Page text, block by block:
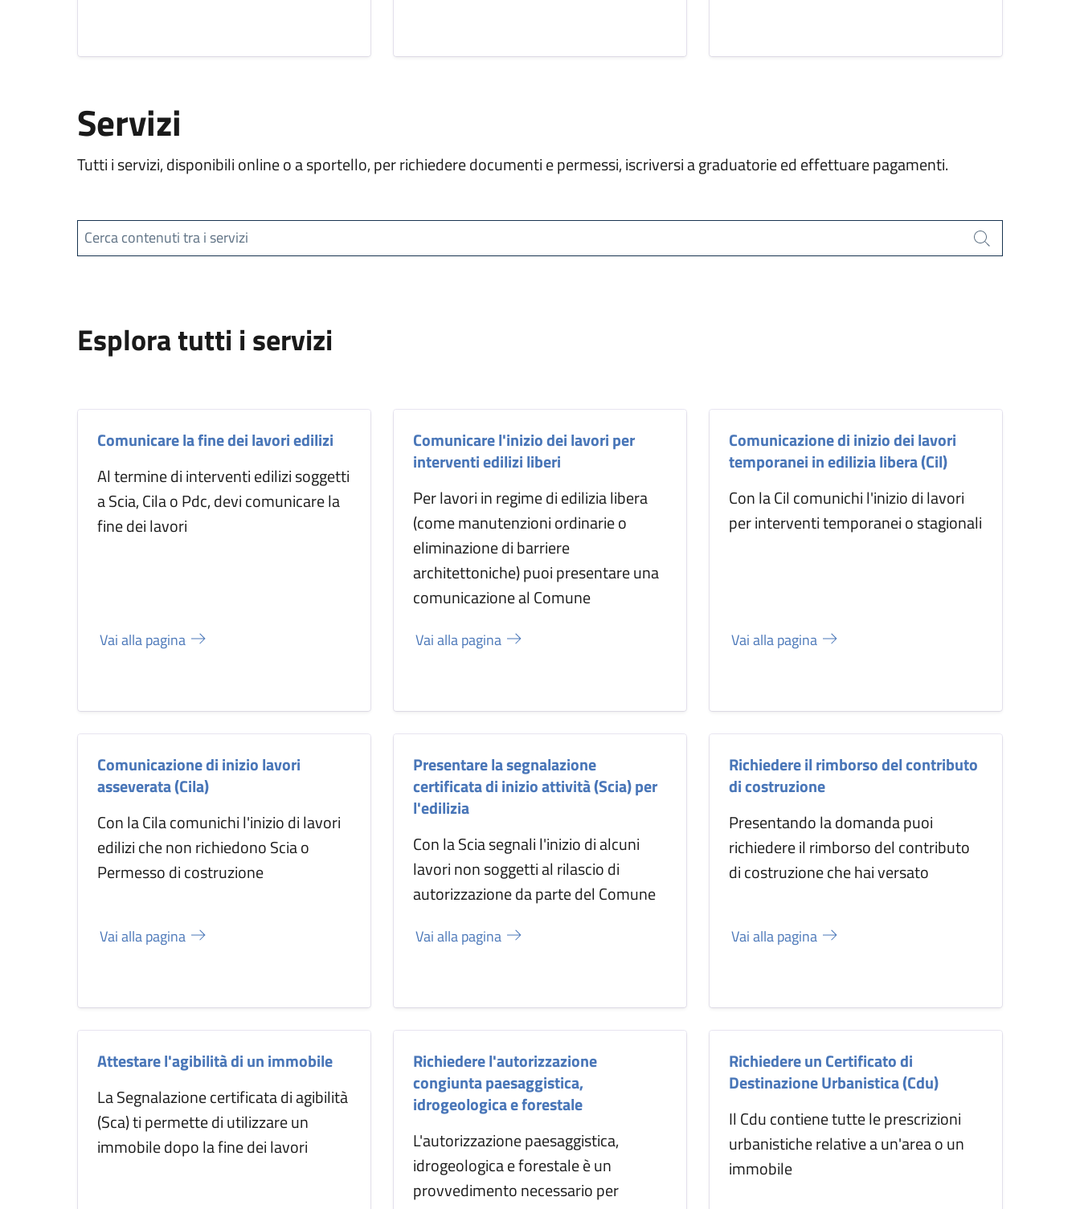
Servizi
Tutti i servizi, disponibili online o a sportello, per richiedere documenti e permessi, iscriversi a graduatorie ed effettuare pagamenti.
Cerca contenuti tra i servizi
Cerca
Esplora tutti i servizi
Comunicare la fine dei lavori edilizi
Al termine di interventi edilizi soggetti
a Scia, Cila o Pdc, devi comunicare la
fine dei lavori
Vai alla pagina
Comunicare l'inizio dei lavori per
interventi edilizi liberi
Per lavori in regime di edilizia libera
(come manutenzioni ordinarie o
eliminazione di barriere
architettoniche) puoi presentare una
comunicazione al Comune
Vai alla pagina
Comunicazione di inizio dei lavori
temporanei in edilizia libera (Cil)
Con la Cil comunichi l'inizio di lavori
per interventi temporanei o stagionali
Vai alla pagina
Comunicazione di inizio lavori
asseverata (Cila)
Con la Cila comunichi l'inizio di lavori
edilizi che non richiedono Scia o
Permesso di costruzione
Vai alla pagina
Presentare la segnalazione
certificata di inizio attività (Scia) per
l'edilizia
Con la Scia segnali l'inizio di alcuni
lavori non soggetti al rilascio di
autorizzazione da parte del Comune
Vai alla pagina
Richiedere il rimborso del contributo
di costruzione
Presentando la domanda puoi
richiedere il rimborso del contributo
di costruzione che hai versato
Vai alla pagina
Attestare l'agibilità di un immobile
La Segnalazione certificata di agibilità
(Sca) ti permette di utilizzare un
immobile dopo la fine dei lavori
Richiedere l'autorizzazione
congiunta paesaggistica,
idrogeologica e forestale
L'autorizzazione paesaggistica,
idrogeologica e forestale è un
provvedimento necessario per
Richiedere un Certificato di
Destinazione Urbanistica (Cdu)
Il Cdu contiene tutte le prescrizioni
urbanistiche relative a un'area o un
immobile